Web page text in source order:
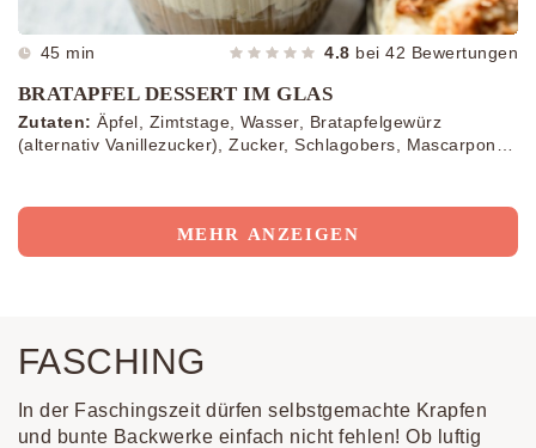
45 min 4.8 bei42 Bewertungen
BRATAPFEL DESSERT IM GLAS
Zutaten: Äpfel, Zimtstage, Wasser, Bratapfelgewürz
(alternativ Vanillezucker), Zucker, Schlagobers, Mascarpone,
MEHR ANZEIGEN
FASCHING
In der Faschingszeit dürfen selbstgemachte Krapfen
und bunte Backwerke einfach nicht fehlen! Ob luftig